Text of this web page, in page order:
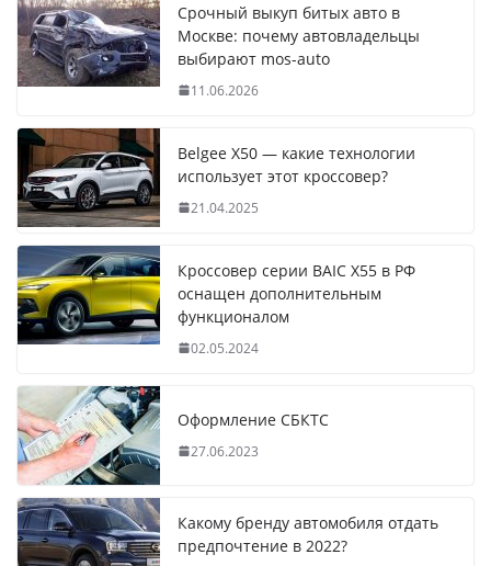
Срочный выкуп битых авто в
Москве: почему автовладельцы
выбирают mos-auto
11.06.2026
Belgee X50 — какие технологии
использует этот кроссовер?
21.04.2025
Кроссовер серии BAIC X55 в РФ
оснащен дополнительным
функционалом
02.05.2024
Оформление СБКТС
27.06.2023
Какому бренду автомобиля отдать
предпочтение в 2022?